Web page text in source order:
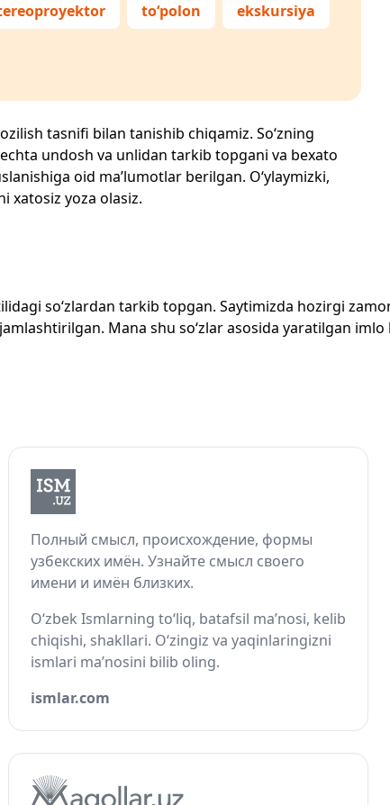
to‘polon ekskursiya
tasnifi bilan tanishib chiqamiz. So‘zning
undosh va unlidan tarkib topgani va bexato
oid ma’lumotlar berilgan. O‘ylaymizki,
xatosiz yoza olasiz.
so‘zlardan tarkib topgan. Saytimizda hozirgi
Mana shu so‘zlar asosida yaratilgan imlo
Полный смысл, происхождение, формы
узбекских имён. Узнайте смысл своего
имени и имён близких.
O‘zbek Ismlarning to‘liq, batafsil ma’nosi, kelib
chiqishi, shakllari. O‘zingiz va yaqinlaringizni
ismlari ma’nosini bilib oling.
ismlar.com